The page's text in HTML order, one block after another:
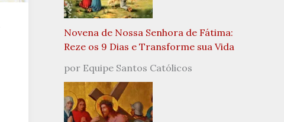
Novena de Nossa Senhora de Fátima:
Reze os 9 Dias e Transforme sua Vida
por Equipe Santos Católicos